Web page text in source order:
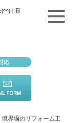
(^^)｜日
界塀のリフォーム工